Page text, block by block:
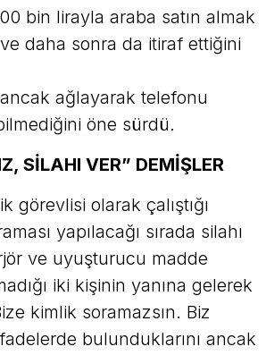
bin lirayla araba satın almak
ve daha sonra da itiraf ettiğini
ağlayarak telefonu
öne sürdü.
SİLAHI VER” DEMİŞLER
görevlisi olarak çalıştığı
yapılacağı sırada silahı
ve uyuşturucu madde
iki kişinin yanına gelerek
kimlik soramazsın. Biz
bulunduklarını ancak